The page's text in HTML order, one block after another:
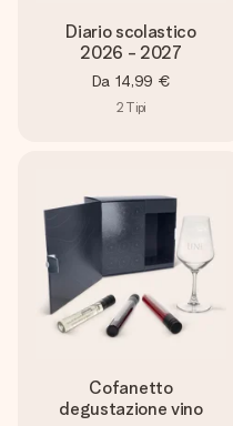
Diario scolastico
2026 - 2027
Da 14,99 €
2 Tipi
Cofanetto
degustazione vino